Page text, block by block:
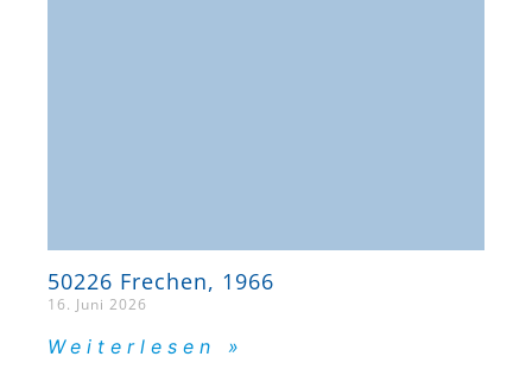
50226 Frechen, 1966
16. Juni 2026
Weiterlesen »